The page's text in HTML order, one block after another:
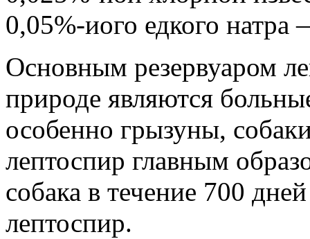
0,05%-иого едкого
Основным резервуаром
природе являются
особенно грызуны,
лептоспир главным
собака в течение 700
лептоспир.